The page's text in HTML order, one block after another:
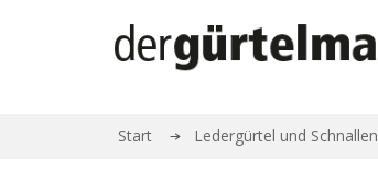
Start Ledergürtel und Schnallen